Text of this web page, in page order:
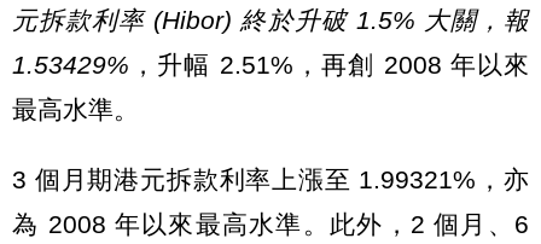
元拆款利率 (Hibor) 終於升破 1.5% 大關，報
1.53429% ，升幅 2.51%，再創 2008 年以來
最高水準。
3 個月期港元拆款利率上漲至 1.99321%，亦
為 2008 年以來最高水準。此外，2 個月、6